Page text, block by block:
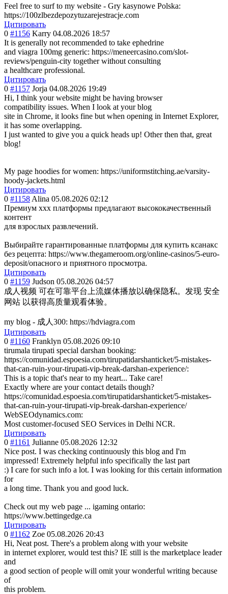
Feel free to surf to my website - Gry kasynowe Polska:
https://100zlbezdepozytuzarejestracje.com
Цитировать
0 #1156 Karry 04.08.2026 18:57
It is generally not recommended to take ephedrine
and viagra 100mg generic: https://meneercasino.com/slot-
reviews/penguin-city together without consulting
a healthcare professional.
Цитировать
0 #1157 Jorja 04.08.2026 19:49
Hi, I think your website might be having browser
compatibility issues. When I look at your blog
site in Chrome, it looks fine but when opening in Internet Explorer,
it has some overlapping.
I just wanted to give you a quick heads up! Other then that, great
blog!
My page hoodies for women: https://uniformstitching.ae/varsity-
hoody-jackets.html
Цитировать
0 #1158 Alina 05.08.2026 02:12
Премиум xxx платформы предлагают высококачественный
контент
для взрослых развлечений.
Выбирайте гарантированные платформы для купить ксанакс
без рецепта: https://www.thegameroom.org/online-casinos/5-euro-
deposit/опасного и приятного просмотра.
Цитировать
0 #1159 Judson 05.08.2026 04:57
成人视频 可在可靠平台上流媒体播放以确保隐私。发现 安全
网站 以获得高质量观看体验。
my blog - 成人300: https://hdviagra.com
Цитировать
0 #1160 Franklyn 05.08.2026 09:10
tirumala tirupati special darshan booking:
https://comunidad.espoesia.com/tirupatidarshanticket/5-mistakes-
that-can-ruin-your-tirupati-vip-break-darshan-experience/:
This is a topic that's near to my heart... Take care!
Exactly where are your contact details though?
https://comunidad.espoesia.com/tirupatidarshanticket/5-mistakes-
that-can-ruin-your-tirupati-vip-break-darshan-experience/
WebSEOdynamics.com:
Most customer-focused SEO Services in Delhi NCR.
Цитировать
0 #1161 Julianne 05.08.2026 12:32
Nice post. I was checking continuously this blog and I'm
impressed! Extremely helpful info specifically the last part
:) I care for such info a lot. I was looking for this certain information
for
a long time. Thank you and good luck.
Check out my web page ... igaming ontario:
https://www.bettingedge.ca
Цитировать
0 #1162 Zoe 05.08.2026 20:43
Hi, Neat post. There's a problem along with your website
in internet explorer, would test this? IE still is the marketplace leader
and
a good section of people will omit your wonderful writing because
of
this problem.